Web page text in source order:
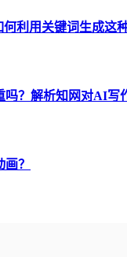
利用关键词生成这种
？解析知网对AI写
？